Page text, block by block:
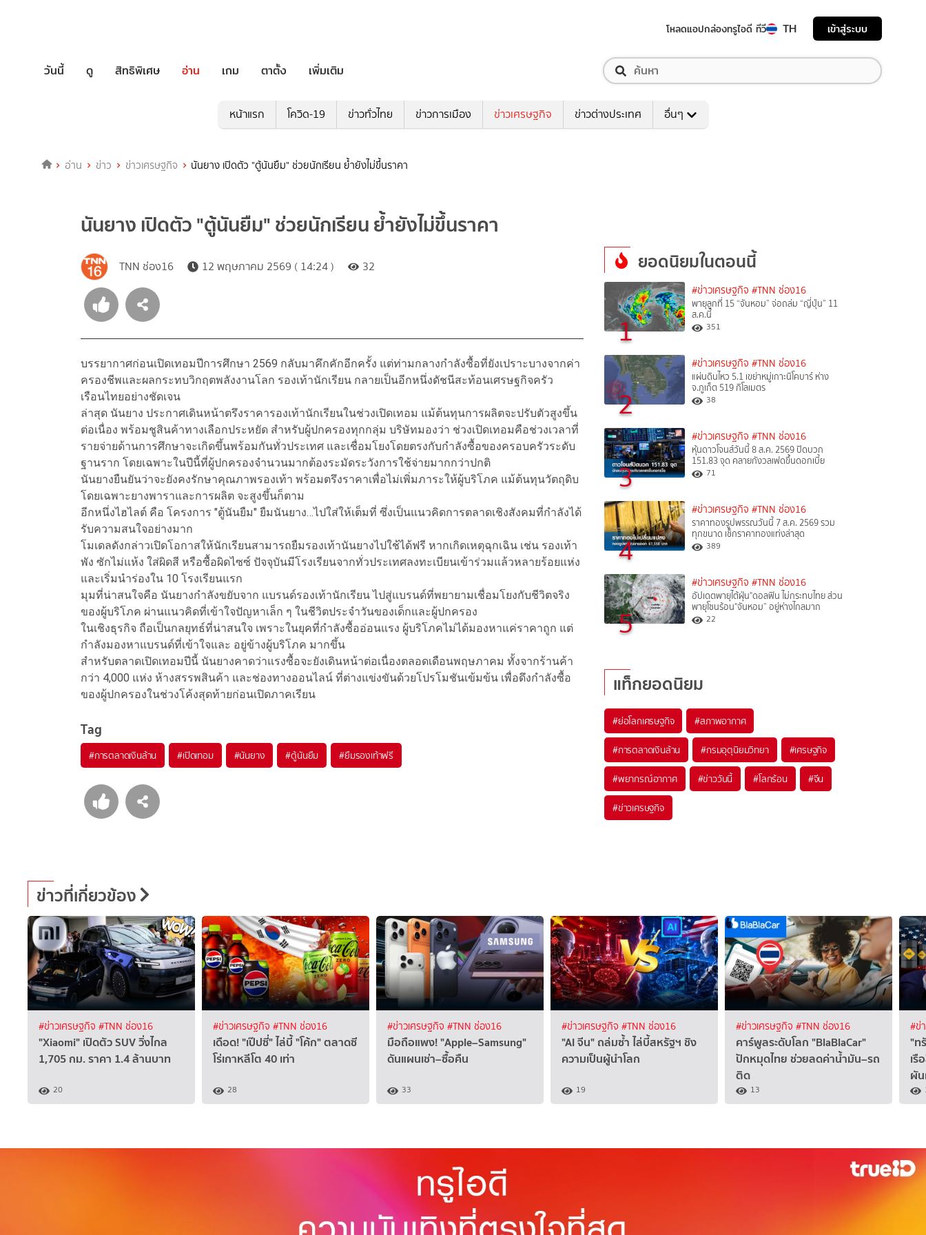
โหลดแอปกล่องทรูไอดี ทีวี TH เข้าสู่ระบบ
วันนี้ ดู สิทธิพิเศษ อ่าน เกม ตาตั้ง เพิ่มเติม
หน้าแรก โควิด-19 ข่าวทั่วไทย ข่าวการเมือง ข่าวเศรษฐกิจ ข่าวต่างประเทศ อื่นๆ
อ่าน ข่าว ข่าวเศรษฐกิจ นันยาง เปิดตัว "ตู้นันยืม" ช่วยนักเรียน ย้ำยังไม่ขึ้นราคา
นันยาง เปิดตัว "ตู้นันยืม" ช่วยนักเรียน ย้ำยังไม่ขึ้นราคา
TNN ช่อง16 12 พฤษภาคม 2569 ( 14:24 ) 32
บรรยากาศก่อนเปิดเทอมปีการศึกษา 2569 กลับมาคึกคักอีกครั้ง แต่ท่ามกลางกำลังซื้อที่ยังเปราะบางจากค่า
ครองชีพและผลกระทบวิกฤตพลังงานโลก รองเท้านักเรียน กลายเป็นอีกหนึ่งดัชนีสะท้อนเศรษฐกิจครัว
เรือนไทยอย่างชัดเจน
ล่าสุด นันยาง ประกาศเดินหน้าตรึงราคารองเท้านักเรียนในช่วงเปิดเทอม แม้ต้นทุนการผลิตจะปรับตัวสูงขึ้น
ต่อเนื่อง พร้อมชูสินค้าทางเลือกประหยัด สำหรับผู้ปกครองทุกกลุ่ม บริษัทมองว่า ช่วงเปิดเทอมคือช่วงเวลาที่
รายจ่ายด้านการศึกษาจะเกิดขึ้นพร้อมกันทั่วประเทศ และเชื่อมโยงโดยตรงกับกำลังซื้อของครอบครัวระดับ
ฐานราก โดยเฉพาะในปีนี้ที่ผู้ปกครองจำนวนมากต้องระมัดระวังการใช้จ่ายมากกว่าปกติ
นันยางยืนยันว่าจะยังคงรักษาคุณภาพรองเท้า พร้อมตรึงราคาเพื่อไม่เพิ่มภาระให้ผู้บริโภค แม้ต้นทุนวัตถุดิบ
โดยเฉพาะยางพาราและการผลิต จะสูงขึ้นก็ตาม
อีกหนึ่งไฮไลต์ คือ โครงการ "ตู้นันยืม" ยืมนันยาง…ไปใส่ให้เต็มที่ ซึ่งเป็นแนวคิดการตลาดเชิงสังคมที่กำลังได้
รับความสนใจอย่างมาก
โมเดลดังกล่าวเปิดโอกาสให้นักเรียนสามารถยืมรองเท้านันยางไปใช้ได้ฟรี หากเกิดเหตุฉุกเฉิน เช่น รองเท้า
พัง ซักไม่แห้ง ใส่ผิดสี หรือซื้อผิดไซซ์ ปัจจุบันมีโรงเรียนจากทั่วประเทศลงทะเบียนเข้าร่วมแล้วหลายร้อยแห่ง
และเริ่มนำร่องใน 10 โรงเรียนแรก
มุมที่น่าสนใจคือ นันยางกำลังขยับจาก แบรนด์รองเท้านักเรียน ไปสู่แบรนด์ที่พยายามเชื่อมโยงกับชีวิตจริง
ของผู้บริโภค ผ่านแนวคิดที่เข้าใจปัญหาเล็ก ๆ ในชีวิตประจำวันของเด็กและผู้ปกครอง
ในเชิงธุรกิจ ถือเป็นกลยุทธ์ที่น่าสนใจ เพราะในยุคที่กำลังซื้ออ่อนแรง ผู้บริโภคไม่ได้มองหาแค่ราคาถูก แต่
กำลังมองหาแบรนด์ที่เข้าใจและ อยู่ข้างผู้บริโภค มากขึ้น
สำหรับตลาดเปิดเทอมปีนี้ นันยางคาดว่าแรงซื้อจะยังเดินหน้าต่อเนื่องตลอดเดือนพฤษภาคม ทั้งจากร้านค้า
กว่า 4,000 แห่ง ห้างสรรพสินค้า และช่องทางออนไลน์ ที่ต่างแข่งขันด้วยโปรโมชันเข้มข้น เพื่อดึงกำลังซื้อ
ของผู้ปกครองในช่วงโค้งสุดท้ายก่อนเปิดภาคเรียน
Tag
#การตลาดเงินล้าน #เปิดเทอม #นันยาง #ตู้นันยืม #ยืมรองเท้าฟรี
ยอดนิยมในตอนนี้
1
#ข่าวเศรษฐกิจ #TNN ช่อง16
พายุลูกที่ 15 “จันหอม” จ่อถล่ม “ญี่ปุ่น” 11
ส.ค.นี้
351
2
#ข่าวเศรษฐกิจ #TNN ช่อง16
แผ่นดินไหว 5.1 เขย่าหมู่เกาะนิโคบาร์ ห่าง
จ.ภูเก็ต 519 กิโลเมตร
38
3
#ข่าวเศรษฐกิจ #TNN ช่อง16
หุ้นดาวโจนส์วันนี้ 8 ส.ค. 2569 ปิดบวก
151.83 จุด คลายกังวลเฟดขึ้นดอกเบี้ย
71
4
#ข่าวเศรษฐกิจ #TNN ช่อง16
ราคาทองรูปพรรณวันนี้ 7 ส.ค. 2569 รวม
ทุกขนาด เช็กราคาทองแท่งล่าสุด
389
5
#ข่าวเศรษฐกิจ #TNN ช่อง16
อัปเดตพายุไต้ฝุ่น"ดอลฟิน ไม่กระทบไทย ส่วน
พายุโซนร้อน"จันหอม” อยู่ห่างไกลมาก
22
แท็กยอดนิยม
#ย่อโลกเศรษฐกิจ #สภาพอากาศ
#การตลาดเงินล้าน #กรมอุตุนิยมวิทยา #เศรษฐกิจ
#พยากรณ์อากาศ #ข่าววันนี้ #โลกร้อน #จีน
#ข่าวเศรษฐกิจ
ข่าวที่เกี่ยวข้อง
#ข่าวเศรษฐกิจ #TNN ช่อง16
"Xiaomi" เปิดตัว SUV วิ่งไกล
1,705 กม. ราคา 1.4 ล้านบาท
20
#ข่าวเศรษฐกิจ #TNN ช่อง16
เดือด! "เป๊ปซี่" ไล่บี้ "โค้ก" ตลาดซี
โร่เกาหลีโต 40 เท่า
28
#ข่าวเศรษฐกิจ #TNN ช่อง16
มือถือแพง! "Apple–Samsung"
ดันแผนเช่า–ซื้อคืน
33
#ข่าวเศรษฐกิจ #TNN ช่อง16
"AI จีน" ถล่มซ้ำ ไล่บี้สหรัฐฯ ชิง
ความเป็นผู้นำโลก
19
#ข่าวเศรษฐกิจ #TNN ช่อง16
คาร์พูลระดับโลก "BlaBlaCar"
ปักหมุดไทย ช่วยลดค่าน้ำมัน–รถ
ติด
13
#ข่
"ท
เ
ผั